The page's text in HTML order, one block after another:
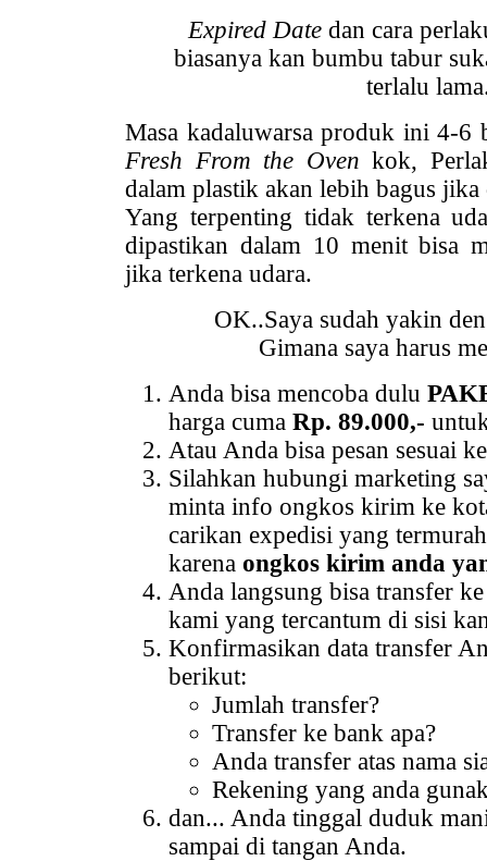
Expired Datedan cara
biasanya kan bumbu tabur
terlalu
Masa kadaluwarsa produk ini 4-6
Fresh From the Oven kok,
dalam plastik akan lebih bagus
Yang terpenting tidak terkena
dipastikan dalam 10 menit bisa
jika terkena udara.
OK..Saya sudah yakin
Gimana saya harus
Anda bisa mencoba dulu
harga cuma Rp. 89.000,-
Atau Anda bisa pesan sesuai
Silahkan hubungi marketing
minta info ongkos kirim ke
carikan expedisi yang
karena ongkos kirim anda
Anda langsung bisa transfer
kami yang tercantum di sisi
Konfirmasikan data transfer
berikut:
Jumlah transfer?
Transfer ke bank apa?
Anda transfer atas nama
Rekening yang anda
dan... Anda tinggal duduk
sampai di tangan Anda.